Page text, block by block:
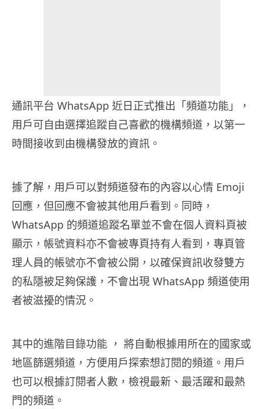
通訊平台 WhatsApp 近日正式推出「頻道功能」，
用戶可自由選擇追蹤自己喜歡的機構頻道，以第一
時間接收到由機構發放的資訊。
據了解，用戶可以對頻道發布的內容以心情 Emoji
回應，但回應不會被其他用戶看到。同時，
WhatsApp 的頻道追蹤名單並不會在個人資料頁被
顯示，帳號資料亦不會被專頁持有人看到，專頁管
理人員的帳號亦不會被公開，以確保資訊收發雙方
的私隱被足夠保護，不會出現 WhatsApp 頻道使用
者被滋擾的情況。
其中的進階目錄功能 ， 將自動根據用所在的國家或
地區篩選頻道，方便用戶探索想訂閱的頻道。用戶
也可以根據訂閱者人數，檢視最新、最活躍和最熱
門的頻道。